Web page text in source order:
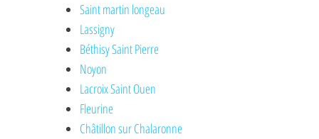
Saint martin longeau
Lassigny
Béthisy Saint Pierre
Noyon
Lacroix Saint Ouen
Fleurine
Châtillon sur Chalaronne